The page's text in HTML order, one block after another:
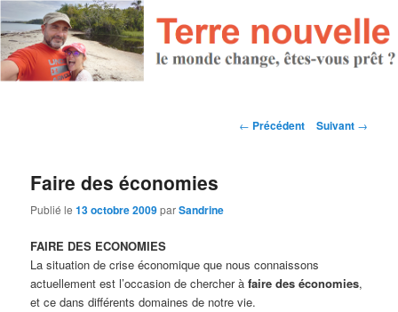
Navigation des articles
← Précédent Suivant →
Faire des économies
Publié le13 octobre 2009parSandrine
FAIRE DES ECONOMIES
La situation de crise économique que nous connaissons
actuellement est l’occasion de chercher àfaire des économies,
et ce dans différents domaines de notre vie.